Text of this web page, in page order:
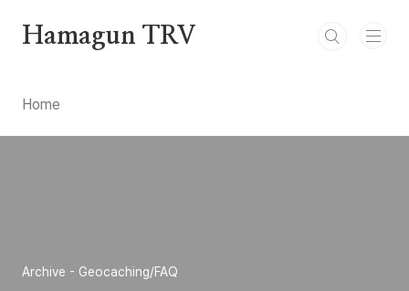
Hamagun TRV
Home
Archive - Geocaching/FAQ